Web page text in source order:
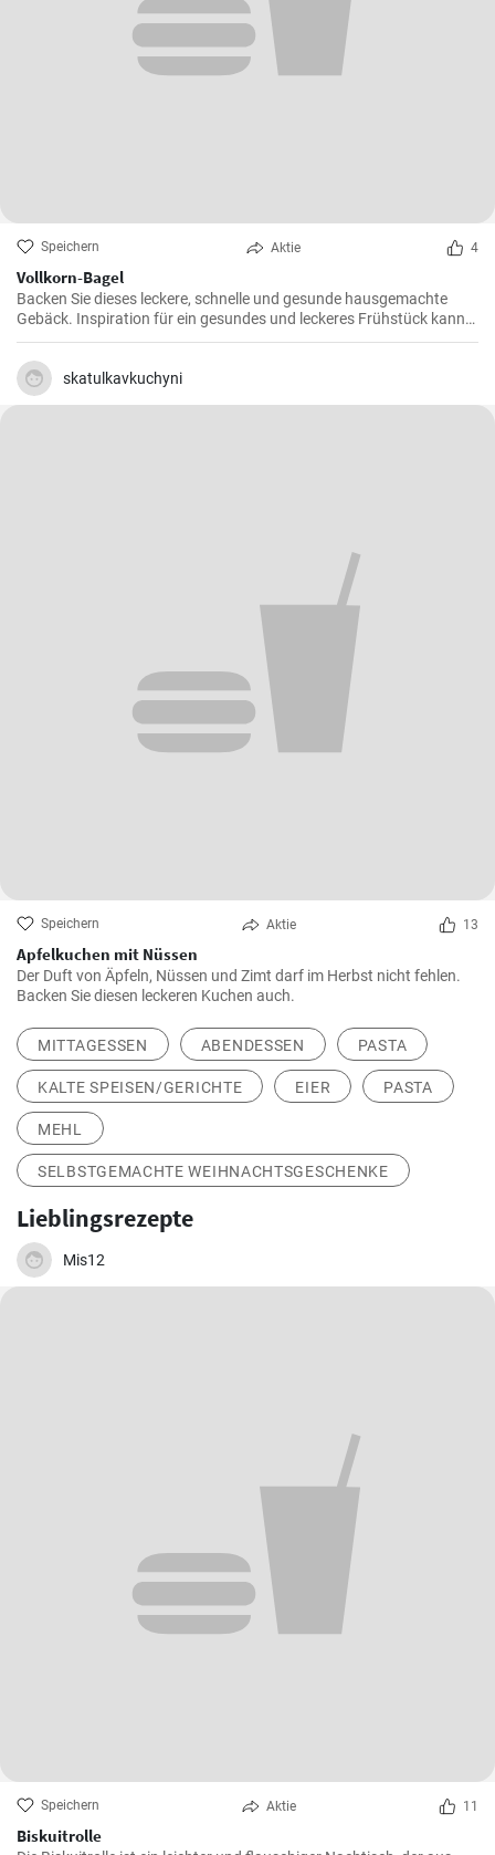
Speichern Aktie 4
Vollkorn-Bagel
Backen Sie dieses leckere, schnelle und gesunde hausgemachte
Gebäck. Inspiration für ein gesundes und leckeres Frühstück kann
man nie genug haben.
skatulkavkuchyni
Speichern Aktie 13
Apfelkuchen mit Nüssen
Der Duft von Äpfeln, Nüssen und Zimt darf im Herbst nicht fehlen.
Backen Sie diesen leckeren Kuchen auch.
MITTAGESSEN ABENDESSEN PASTA
KALTE SPEISEN/GERICHTE EIER PASTA
MEHL
SELBSTGEMACHTE WEIHNACHTSGESCHENKE
Lieblingsrezepte
Mis12
Speichern Aktie 11
Biskuitrolle